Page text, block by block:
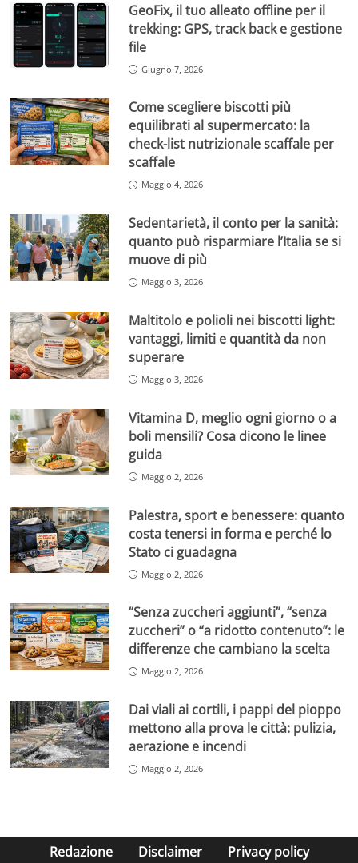
GeoFix, il tuo alleato offline per il
trekking: GPS, track back e gestione
file
Giugno 7, 2026
Come scegliere biscotti più
equilibrati al supermercato: la
check-list nutrizionale scaffale per
scaffale
Maggio 4, 2026
Sedentarietà, il conto per la sanità:
quanto può risparmiare l’Italia se si
muove di più
Maggio 3, 2026
Maltitolo e polioli nei biscotti light:
vantaggi, limiti e quantità da non
superare
Maggio 3, 2026
Vitamina D, meglio ogni giorno o a
boli mensili? Cosa dicono le linee
guida
Maggio 2, 2026
Palestra, sport e benessere: quanto
costa tenersi in forma e perché lo
Stato ci guadagna
Maggio 2, 2026
“Senza zuccheri aggiunti”, “senza
zuccheri” o “a ridotto contenuto”: le
differenze che cambiano la scelta
Maggio 2, 2026
Dai viali ai cortili, i pappi del pioppo
mettono alla prova le città: pulizia,
aerazione e incendi
Maggio 2, 2026
Redazione Disclaimer Privacy policy